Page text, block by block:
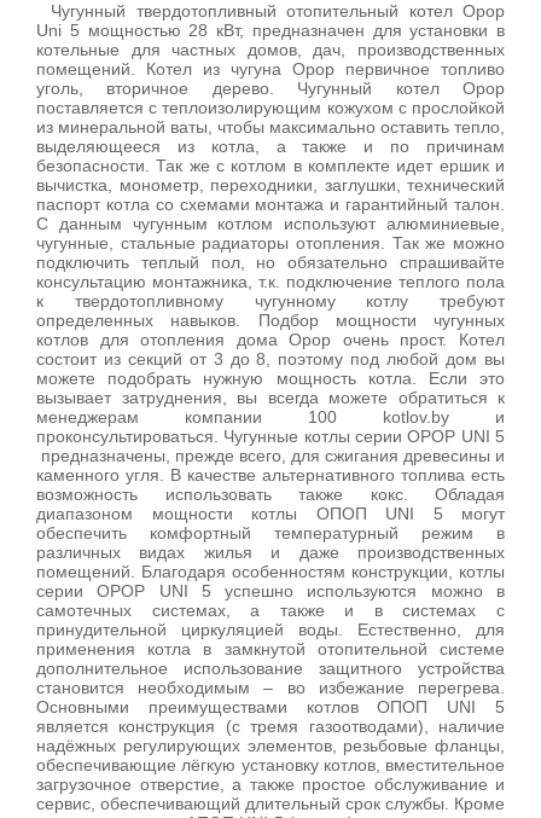
Чугунный твердотопливный отопительный котел Opop
Uni 5 мощностью 28 кВт, предназначен для установки в
котельные для частных домов, дач, производственных
помещений. Котел из чугуна Opop первичное топливо
уголь, вторичное дерево. Чугунный котел Opop
поставляется с теплоизолирующим кожухом с прослойкой
из минеральной ваты, чтобы максимально оставить тепло,
выделяющееся из котла, а также и по причинам
безопасности. Так же с котлом в комплекте идет ершик и
вычистка, монометр, переходники, заглушки, технический
паспорт котла со схемами монтажа и гарантийный талон.
С данным чугунным котлом используют алюминиевые,
чугунные, стальные радиаторы отопления. Так же можно
подключить теплый пол, но обязательно спрашивайте
консультацию монтажника, т.к. подключение теплого пола
к твердотопливному чугунному котлу требуют
определенных навыков. Подбор мощности чугунных
котлов для отопления дома Opop очень прост. Котел
состоит из секций от 3 до 8, поэтому под любой дом вы
можете подобрать нужную мощность котла. Если это
вызывает затруднения, вы всегда можете обратиться к
менеджерам компании 100 kotlov.by и
проконсультироваться. Чугунные котлы серии OPOP UNI 5
предназначены, прежде всего, для сжигания древесины и
каменного угля. В качестве альтернативного топлива есть
возможность использовать также кокс. Обладая
диапазоном мощности котлы ОПОП UNI 5 могут
обеспечить комфортный температурный режим в
различных видах жилья и даже производственных
помещений. Благодаря особенностям конструкции, котлы
серии ОРОР UNI 5 успешно используются можно в
самотечных системах, а также и в системах с
принудительной циркуляцией воды. Естественно, для
применения котла в замкнутой отопительной системе
дополнительное использование защитного устройства
становится необходимым – во избежание перегрева.
Основными преимуществами котлов ОПОП UNI 5
является конструкция (с тремя газоотводами), наличие
надёжных регулирующих элементов, резьбовые фланцы,
обеспечивающие лёгкую установку котлов, вместительное
загрузочное отверстие, а также простое обслуживание и
сервис, обеспечивающий длительный срок службы. Кроме